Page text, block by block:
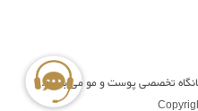
تخصصی پوست و مو می باشد.